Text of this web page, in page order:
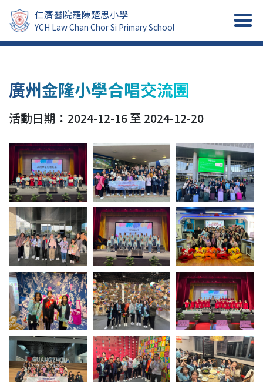
仁濟醫院羅陳楚思小學
YCH Law Chan Chor Si Primary School
廣州金隆小學合唱交流團
活動日期：2024-12-16 至 2024-12-20